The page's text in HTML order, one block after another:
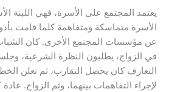
يعتمد المجتمع على الأسرة، فهي اللبنة
الأسرة متماسكة ومتفاهمة كلما قامت
عن مؤسسات المجتمع الأخرى. كان
في الزواج، يطلبون النظرة الشرعية،
التعارف كان يحصل التقارب، ثم تعلن
لإجراء التفاهمات بينهما، وثم الزواج.